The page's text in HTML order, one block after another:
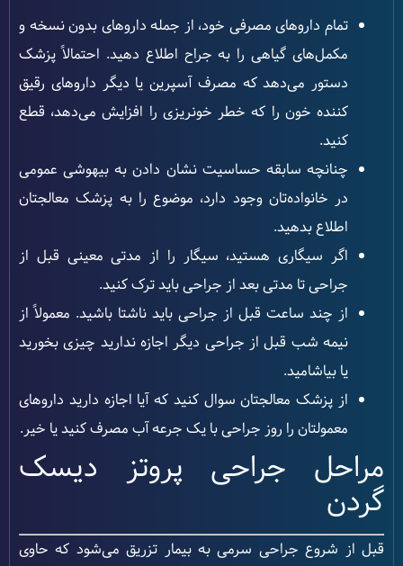
تمام داروهای مصرفی خود، از جمله داروهای بدون نسخه و
مکمل‌های گیاهی را به جراح اطلاع دهید. احتمالاً پزشک
دستور می‌دهد که مصرف آسپرین یا دیگر داروهای رقیق
کننده خون را که خطر خونریزی را افزایش می‌دهد، قطع
کنید.
چنانچه سابقه حساسیت نشان دادن به بیهوشی عمومی
در خانواده‌تان وجود دارد، موضوع را به پزشک معالجتان
اطلاع بدهید.
اگر سیگاری هستید، سیگار را از مدتی معینی قبل از
جراحی تا مدتی بعد از جراحی باید ترک کنید.
از چند ساعت قبل از جراحی باید ناشتا باشید. معمولاً از
نیمه شب قبل از جراحی دیگر اجازه ندارید چیزی بخورید
یا بیاشامید.
از پزشک معالجتان سوال کنید که آیا اجازه دارید داروهای
معمولتان را روز جراحی با یک جرعه آب مصرف کنید یا خیر.
مراحل جراحی پروتز دیسک
گردن
قبل از شروع جراحی سرمی به بیمار تزریق می‌شود که حاوی